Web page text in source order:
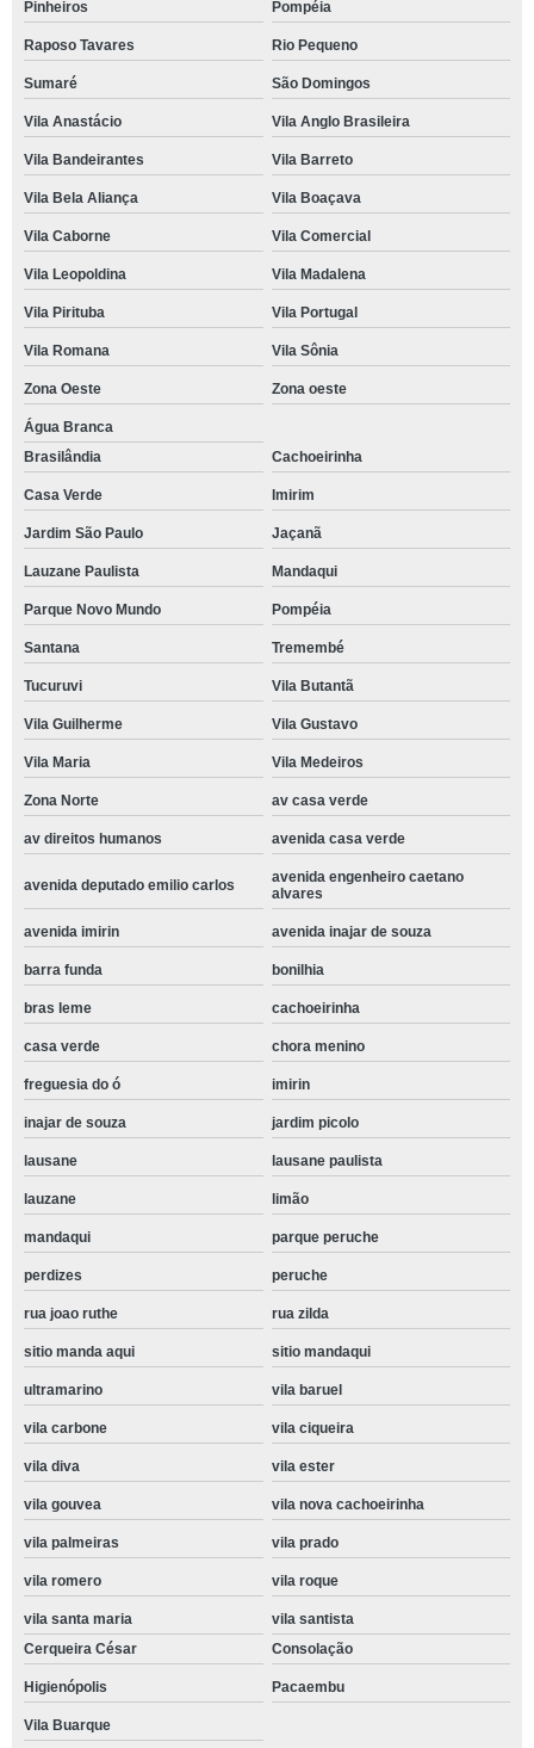
Pinheiros Pompéia
Raposo Tavares Rio Pequeno
Sumaré São Domingos
Vila Anastácio Vila Anglo Brasileira
Vila Bandeirantes Vila Barreto
Vila Bela Aliança Vila Boaçava
Vila Caborne Vila Comercial
Vila Leopoldina Vila Madalena
Vila Pirituba Vila Portugal
Vila Romana Vila Sônia
Zona Oeste Zona oeste
Água Branca
Brasilândia
Cachoeirinha
Casa Verde Imirim
Jardim São Paulo Jaçanã
Lauzane Paulista Mandaqui
Parque Novo Mundo Pompéia
Santana Tremembé
Tucuruvi Vila Butantã
Vila Guilherme Vila Gustavo
Vila Maria Vila Medeiros
Zona Norte av casa verde
av direitos humanos avenida casa verde
avenida deputado emilio carlos
avenida engenheiro caetano
alvares
avenida imirin avenida inajar de souza
barra funda bonilhia
bras leme cachoeirinha
casa verde chora menino
freguesia do ó imirin
inajar de souza jardim picolo
lausane lausane paulista
lauzane limão
mandaqui parque peruche
perdizes peruche
rua joao ruthe rua zilda
sitio manda aqui sitio mandaqui
ultramarino vila baruel
vila carbone vila ciqueira
vila diva vila ester
vila gouvea vila nova cachoeirinha
vila palmeiras vila prado
vila romero vila roque
vila santa maria
vila santista
Cerqueira César
Consolação
Higienópolis Pacaembu
Vila Buarque